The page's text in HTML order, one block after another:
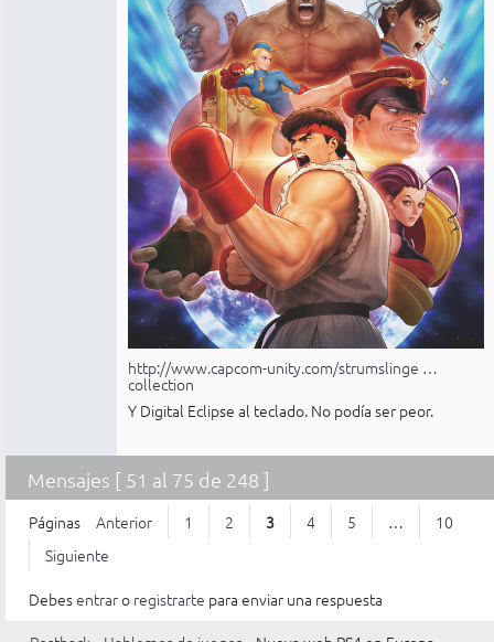
http://www.capcom-unity.com/strumslinge …
collection
Y Digital Eclipse al teclado. No podía ser peor.
Mensajes [ 51 al 75 de 248 ]
Páginas Anterior 1 2 3 4 5 …
10
Siguiente
Debesentraro registrarte para enviar una respuesta